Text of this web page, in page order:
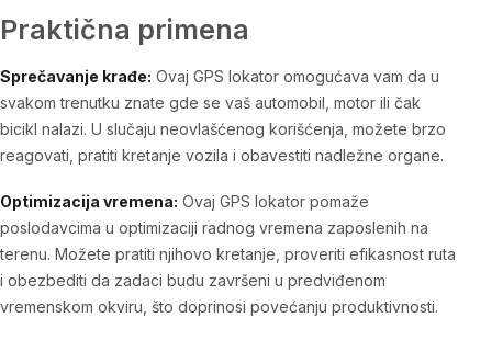
Praktična primena
Sprečavanje krađe: Ovaj GPS lokator omogućava vam da u
svakom trenutku znate gde se vaš automobil, motor ili čak
bicikl nalazi. U slučaju neovlašćenog korišćenja, možete brzo
reagovati, pratiti kretanje vozila i obavestiti nadležne organe.
Optimizacija vremena: Ovaj GPS lokator pomaže
poslodavcima u optimizaciji radnog vremena zaposlenih na
terenu. Možete pratiti njihovo kretanje, proveriti efikasnost ruta
i obezbediti da zadaci budu završeni u predviđenom
vremenskom okviru, što doprinosi povećanju produktivnosti.